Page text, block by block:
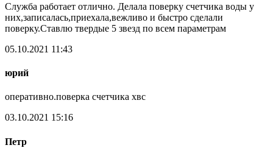
Служба работает отлично. Делала поверку счетчика воды у
них,записалась,приехала,вежливо и быстро сделали
поверку.Ставлю твердые 5 звезд по всем параметрам
05.10.2021 11:43
юрий
оперативно.поверка счетчика хвс
03.10.2021 15:16
Петр